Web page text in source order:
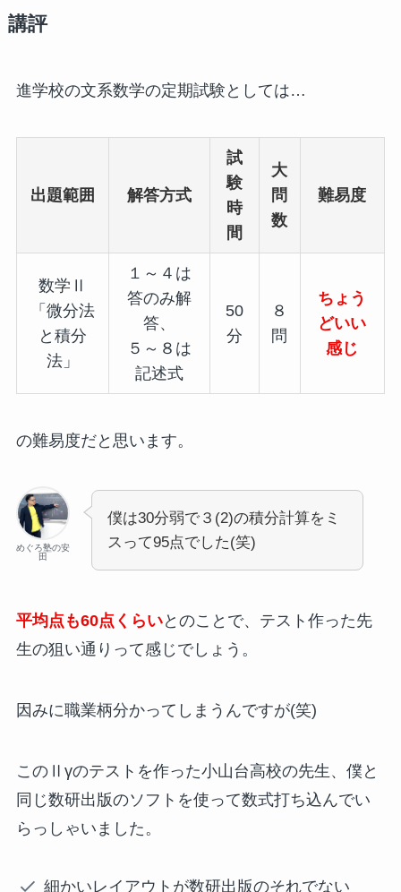
講評
進学校の文系数学の定期試験としては…
出題範囲 解答方式
試
験
時
間
大
問
数
難易度
数学Ⅱ
「微分法
と積分
法」
１～４は
答のみ解
答、
５～８は
記述式
50
分
８
問
ちょう
どいい
感じ
の難易度だと思います。
めぐろ塾の安
田
僕は30分弱で３(2)の積分計算をミ
スって95点でした(笑)
平均点も60点くらいとのことで、テスト作った先
生の狙い通りって感じでしょう。
因みに職業柄分かってしまうんですが(笑)
このⅡγのテストを作った小山台高校の先生、僕と
同じ数研出版のソフトを使って数式打ち込んでい
らっしゃいました。
細かいレイアウトが数研出版のそれでない